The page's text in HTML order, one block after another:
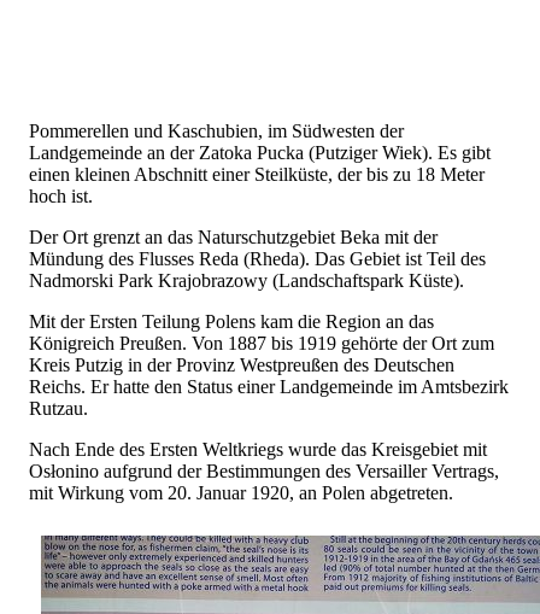
Pommerellen und Kaschubien, im Südwesten der
Landgemeinde an der Zatoka Pucka (Putziger Wiek). Es gibt
einen kleinen Abschnitt einer Steilküste, der bis zu 18 Meter
hoch ist.
Der Ort grenzt an das Naturschutzgebiet Beka mit der
Mündung des Flusses Reda (Rheda). Das Gebiet ist Teil des
Nadmorski Park Krajobrazowy (Landschaftspark Küste).
Mit der Ersten Teilung Polens kam die Region an das
Königreich Preußen. Von 1887 bis 1919 gehörte der Ort zum
Kreis Putzig in der Provinz Westpreußen des Deutschen
Reichs. Er hatte den Status einer Landgemeinde im Amtsbezirk
Rutzau.
Nach Ende des Ersten Weltkriegs wurde das Kreisgebiet mit
Osłonino aufgrund der Bestimmungen des Versailler Vertrags,
mit Wirkung vom 20. Januar 1920, an Polen abgetreten.